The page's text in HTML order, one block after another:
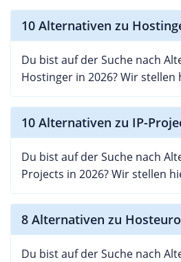
10 Alternativen zu
Du bist auf der Suche nach
Hostinger in 2026? Wir stellen
10 Alternativen zu IP-
Du bist auf der Suche nach
Projects in 2026? Wir stellen
8 Alternativen zu
Du bist auf der Suche nach